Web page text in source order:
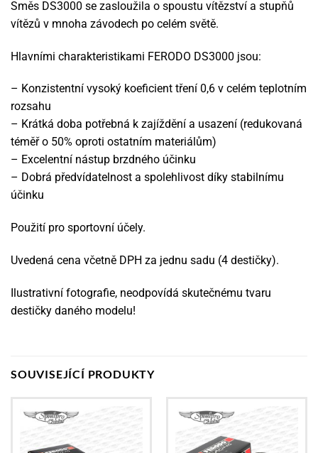
Směs DS3000 se zasloužila o spoustu vítězství a stupňů
vítězů v mnoha závodech po celém světě.
Hlavními charakteristikami FERODO DS3000 jsou:
– Konzistentní vysoký koeficient tření 0,6 v celém teplotním
rozsahu
– Krátká doba potřebná k zajíždění a usazení (redukovaná
téměř o 50% oproti ostatním materiálům)
– Excelentní nástup brzdného účinku
– Dobrá předvídatelnost a spolehlivost díky stabilnímu
účinku
Použití pro sportovní účely.
Uvedená cena včetně DPH za jednu sadu (4 destičky).
Ilustrativní fotografie, neodpovídá skutečnému tvaru
destičky daného modelu!
SOUVISEJÍCÍ PRODUKTY